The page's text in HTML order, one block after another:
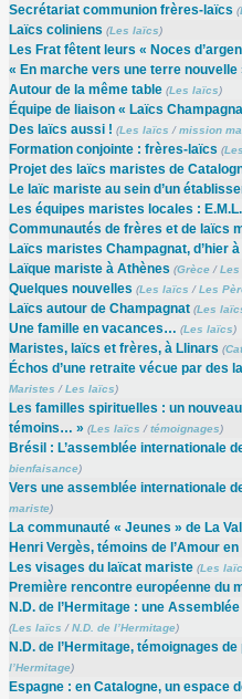
Secrétariat communion frères-laïcs (
Laïcs coliniens (Les laïcs)
Les Frat fêtent leurs « Noces
« En marche vers une terre nouvelle
Autour de la même table (Les laïcs)
Équipe de liaison « Laïcs
Des laïcs aussi ! (Les laïcs /mission
Formation conjointe : frères-laïcs (
Projet des laïcs maristes de
Le laïc mariste au sein d’un
Les équipes maristes locales : E.M.L.
Communautés de frères et de laïcs
Laïcs maristes Champagnat, d’hier à
Laïque mariste à Athènes (Grèce/Les
Quelques nouvelles (Les laïcs /Les
Laïcs autour de Champagnat (Les
Une famille en vacances… (Les laïcs)
Maristes, laïcs et frères, à Llinars (
Échos d’une retraite vécue par des
Maristes /Les laïcs)
Les familles spirituelles : un
témoins… » (Les laïcs /témoignages)
Brésil : L’assemblée internationale
bienfaisance)
Vers une assemblée internationale
mariste)
La communauté « Jeunes » de La
Henri Vergès, témoins de l’Amour
Les visages du laïcat mariste (Les
Première rencontre européenne du
N.D. de l’Hermitage : une
(Les laïcs /N.D. de l’Hermitage)
N.D. de l’Hermitage, témoignages
l’Hermitage)
Espagne : en Catalogne, un espace